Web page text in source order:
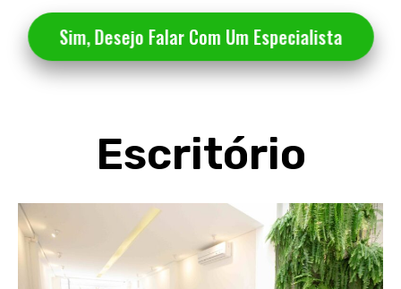
Sim, Desejo Falar Com Um Especialista
Escritório